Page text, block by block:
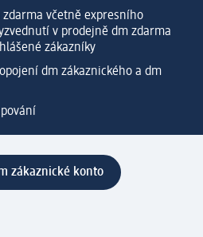
zdarma včetně expresního
v prodejně dm zdarma
zákazníky
dm zákaznického a dm
zákaznické konto